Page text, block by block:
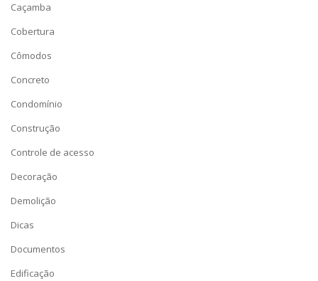
Caçamba
Cobertura
Cômodos
Concreto
Condomínio
Construção
Controle de acesso
Decoração
Demolição
Dicas
Documentos
Edificação